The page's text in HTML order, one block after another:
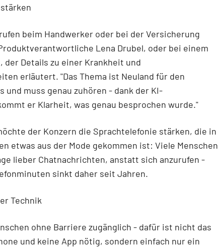
beim Handwerker oder bei der Versicherung
Lena Drubel, oder bei einem
der Details zu einer Krankheit und
erläutert. "Das Thema ist Neuland für den
muss genau zuhören - dank der KI-
er Klarheit, was genau besprochen wurde."
der Konzern die Sprachtelefonie stärken, die in
etwas aus der Mode gekommen ist: Viele Menschen
lieber Chatnachrichten, anstatt sich anzurufen -
sinkt daher seit Jahren.
Technik
ohne Barriere zugänglich - dafür ist nicht das
und keine App nötig, sondern einfach nur ein